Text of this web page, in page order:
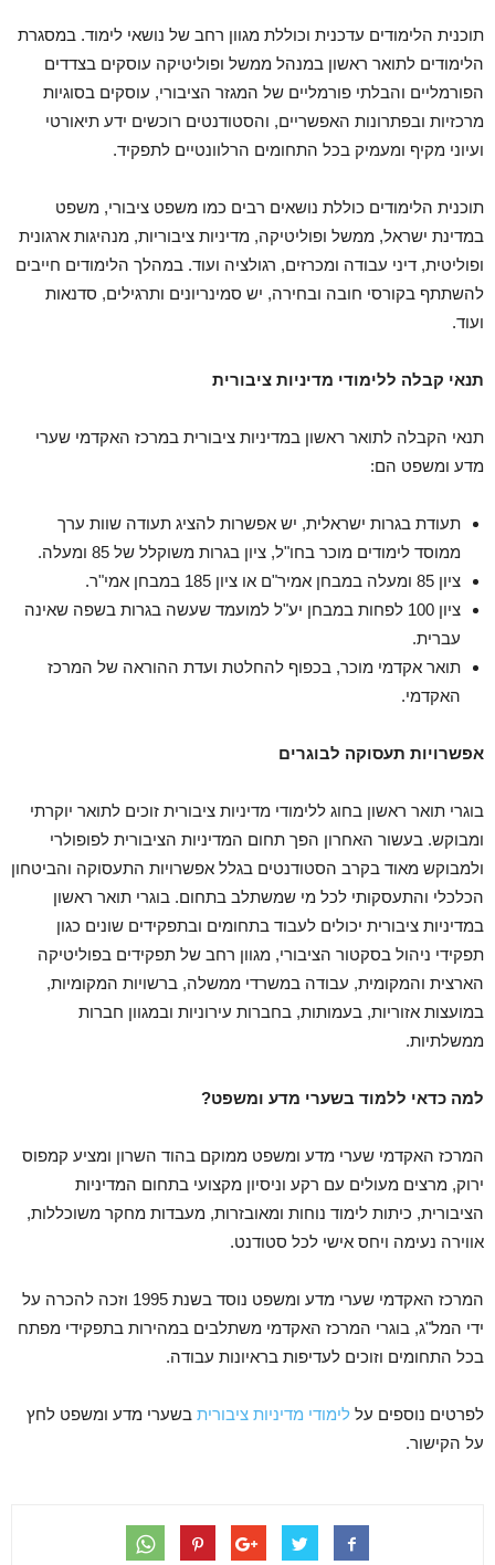
תוכנית הלימודים עדכנית וכוללת מגוון רחב של נושאי לימוד. במסגרת
הלימודים לתואר ראשון במנהל ממשל ופוליטיקה עוסקים בצדדים
הפורמליים והבלתי פורמליים של המגזר הציבורי, עוסקים בסוגיות
מרכזיות ובפתרונות האפשריים, והסטודנטים רוכשים ידע תיאורטי
ועיוני מקיף ומעמיק בכל התחומים הרלוונטיים לתפקיד.
תוכנית הלימודים כוללת נושאים רבים כמו משפט ציבורי, משפט
במדינת ישראל, ממשל ופוליטיקה, מדיניות ציבוריות, מנהיגות ארגונית
ופוליטית, דיני עבודה ומכרזים, רגולציה ועוד. במהלך הלימודים חייבים
להשתתף בקורסי חובה ובחירה, יש סמינריונים ותרגילים, סדנאות
ועוד.
תנאי קבלה ללימודי מדיניות ציבורית
תנאי הקבלה לתואר ראשון במדיניות ציבורית במרכז האקדמי שערי
מדע ומשפט הם:
תעודת בגרות ישראלית, יש אפשרות להציג תעודה שוות ערך
ממוסד לימודים מוכר בחו"ל, ציון בגרות משוקלל של 85 ומעלה.
ציון 85 ומעלה במבחן אמיר"ם או ציון 185 במבחן אמי"ר.
ציון 100 לפחות במבחן יע"ל למועמד שעשה בגרות בשפה שאינה
עברית.
תואר אקדמי מוכר, בכפוף להחלטת ועדת ההוראה של המרכז
האקדמי.
אפשרויות תעסוקה לבוגרים
בוגרי תואר ראשון בחוג ללימודי מדיניות ציבורית זוכים לתואר יוקרתי
ומבוקש. בעשור האחרון הפך תחום המדיניות הציבורית לפופולרי
ולמבוקש מאוד בקרב הסטודנטים בגלל אפשרויות התעסוקה והביטחון
הכלכלי והתעסקותי לכל מי שמשתלב בתחום. בוגרי תואר ראשון
במדיניות ציבורית יכולים לעבוד בתחומים ובתפקידים שונים כגון
תפקידי ניהול בסקטור הציבורי, מגוון רחב של תפקידים בפוליטיקה
הארצית והמקומית, עבודה במשרדי ממשלה, ברשויות המקומיות,
במועצות אזוריות, בעמותות, בחברות עירוניות ובמגוון חברות
ממשלתיות.
למה כדאי ללמוד בשערי מדע ומשפט?
המרכז האקדמי שערי מדע ומשפט ממוקם בהוד השרון ומציע קמפוס
ירוק, מרצים מעולים עם רקע וניסיון מקצועי בתחום המדיניות
הציבורית, כיתות לימוד נוחות ומאובזרות, מעבדות מחקר משוכללות,
אווירה נעימה ויחס אישי לכל סטודנט.
המרכז האקדמי שערי מדע ומשפט נוסד בשנת 1995 וזכה להכרה על
ידי המל"ג, בוגרי המרכז האקדמי משתלבים במהירות בתפקידי מפתח
בכל התחומים וזוכים לעדיפות בראיונות עבודה.
לפרטים נוספים על לימודי מדיניות ציבורית בשערי מדע ומשפט לחץ
על הקישור.